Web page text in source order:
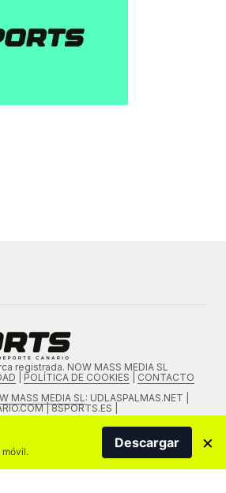
registrada. NOW MASS MEDIA SL
POLÍTICA DE COOKIES
CONTACTO
MASS MEDIA SL: UDLASPALMAS.NET |
| 8SPORTS.ES |
móvil.
Descargar ×